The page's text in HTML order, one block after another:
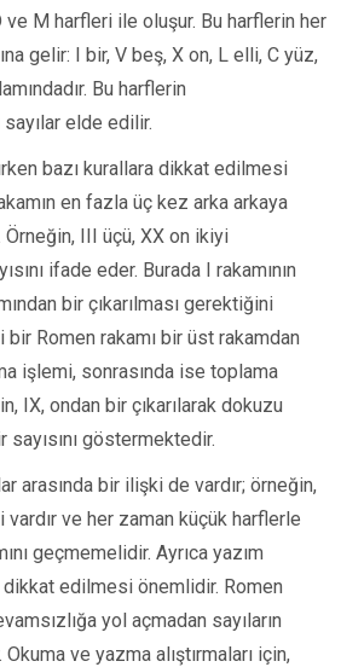
ve M harfleri ile oluşur. Bu harflerin her
gelir: I bir, V beş, X on, L elli, C yüz,
Bu harflerin
elde edilir.
bazı kurallara dikkat edilmesi
en fazla üç kez arka arkaya
Örneğin, III üçü, XX on ikiyi
ifade eder. Burada I rakamının
bir çıkarılması gerektiğini
bir Romen rakamı bir üst rakamdan
işlemi, sonrasında ise toplama
IX, ondan bir çıkarılarak dokuzu
göstermektedir.
arasında bir ilişki de vardır; örneğin,
ve her zaman küçük harflerle
geçmemelidir. Ayrıca yazım
dikkat edilmesi önemlidir. Romen
yol açmadan sayıların
Okuma ve yazma alıştırmaları için,